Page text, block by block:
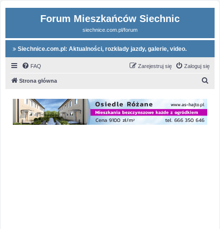
Forum Mieszkańców Siechnic
siechnice.com.pl/forum
Siechnice.com.pl: Aktualności, rozkłady jazdy, galerie, video.
FAQ Zaloguj się
Zarejestruj się
Strona główna